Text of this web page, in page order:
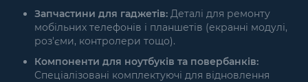
Запчастини для гаджетів: Деталі для ремонту
мобільних телефонів і планшетів (екранні модулі,
роз'єми, контролери тощо).
Компоненти для ноутбуків та повербанків:
Спеціалізовані комплектуючі для відновлення